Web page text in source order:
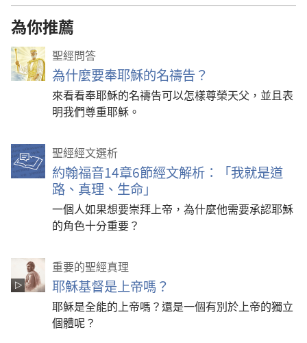
為你推薦
聖經問答
為什麼要奉耶穌的名禱告？
來看看奉耶穌的名禱告可以怎樣尊榮天父，並且表
明我們尊重耶穌。
聖經經文選析
約翰福音14章6節經文解析：「我就是道
路、真理、生命」
一個人如果想要崇拜上帝，為什麼他需要承認耶穌
的角色十分重要？
重要的聖經真理
耶穌基督是上帝嗎？
耶穌是全能的上帝嗎？還是一個有別於上帝的獨立
個體呢？